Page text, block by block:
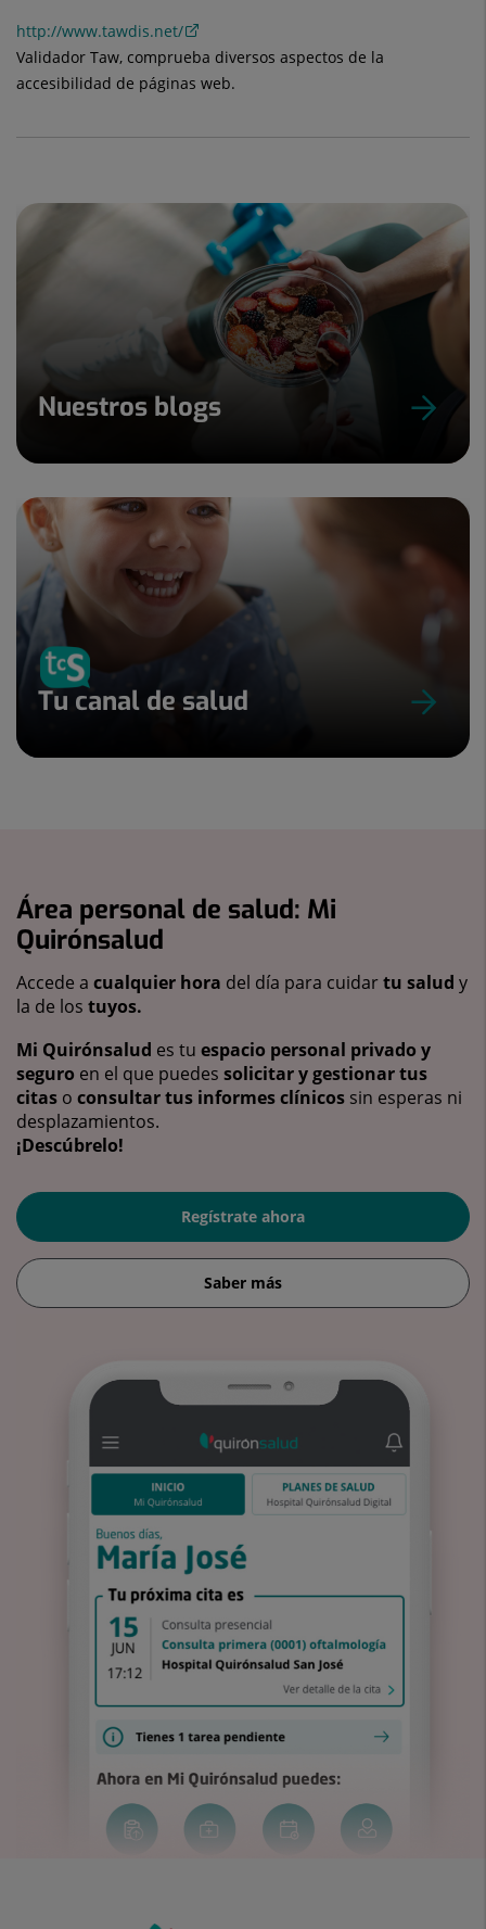
http://www.tawdis.net/
Validador Taw, comprueba diversos aspectos de la
accesibilidad de páginas web.
Nuestros blogs
Tu canal de salud
Área personal de salud: Mi
Quirónsalud
Accede a cualquier hora del día para cuidartu salud y
la de los tuyos.
Mi Quirónsalud es tu espacio personal privado y
seguro en el que puedes solicitar y gestionar tus
citas o consultar tus informes clínicos sin esperas ni
desplazamientos.
¡Descúbrelo!
Regístrate ahora
Saber más